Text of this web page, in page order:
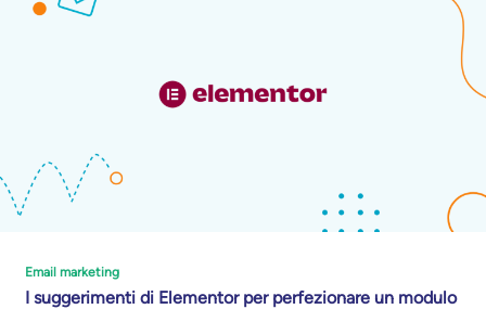
Email marketing
I suggerimenti di Elementor per perfezionare un modulo